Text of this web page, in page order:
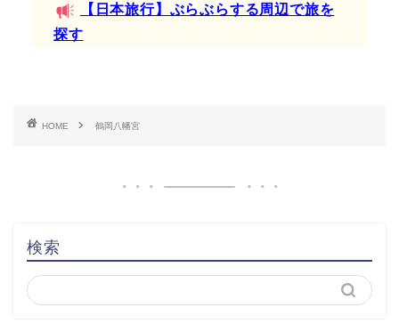
【日本旅行】ぶらぶらする周辺で旅を
探す
HOME 鶴岡八幡宮
検索